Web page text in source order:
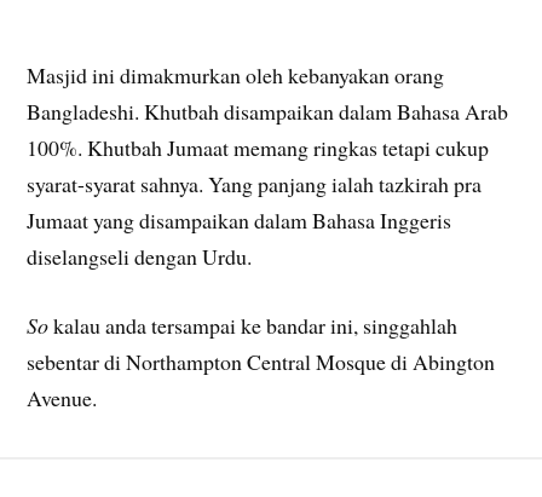
Masjid ini dimakmurkan oleh kebanyakan orang
Bangladeshi. Khutbah disampaikan dalam Bahasa Arab
100%. Khutbah Jumaat memang ringkas tetapi cukup
syarat-syarat sahnya. Yang panjang ialah tazkirah pra
Jumaat yang disampaikan dalam Bahasa Inggeris
diselangseli dengan Urdu.
Sokalau anda tersampai ke bandar ini, singgahlah
sebentar di Northampton Central Mosque di Abington
Avenue.